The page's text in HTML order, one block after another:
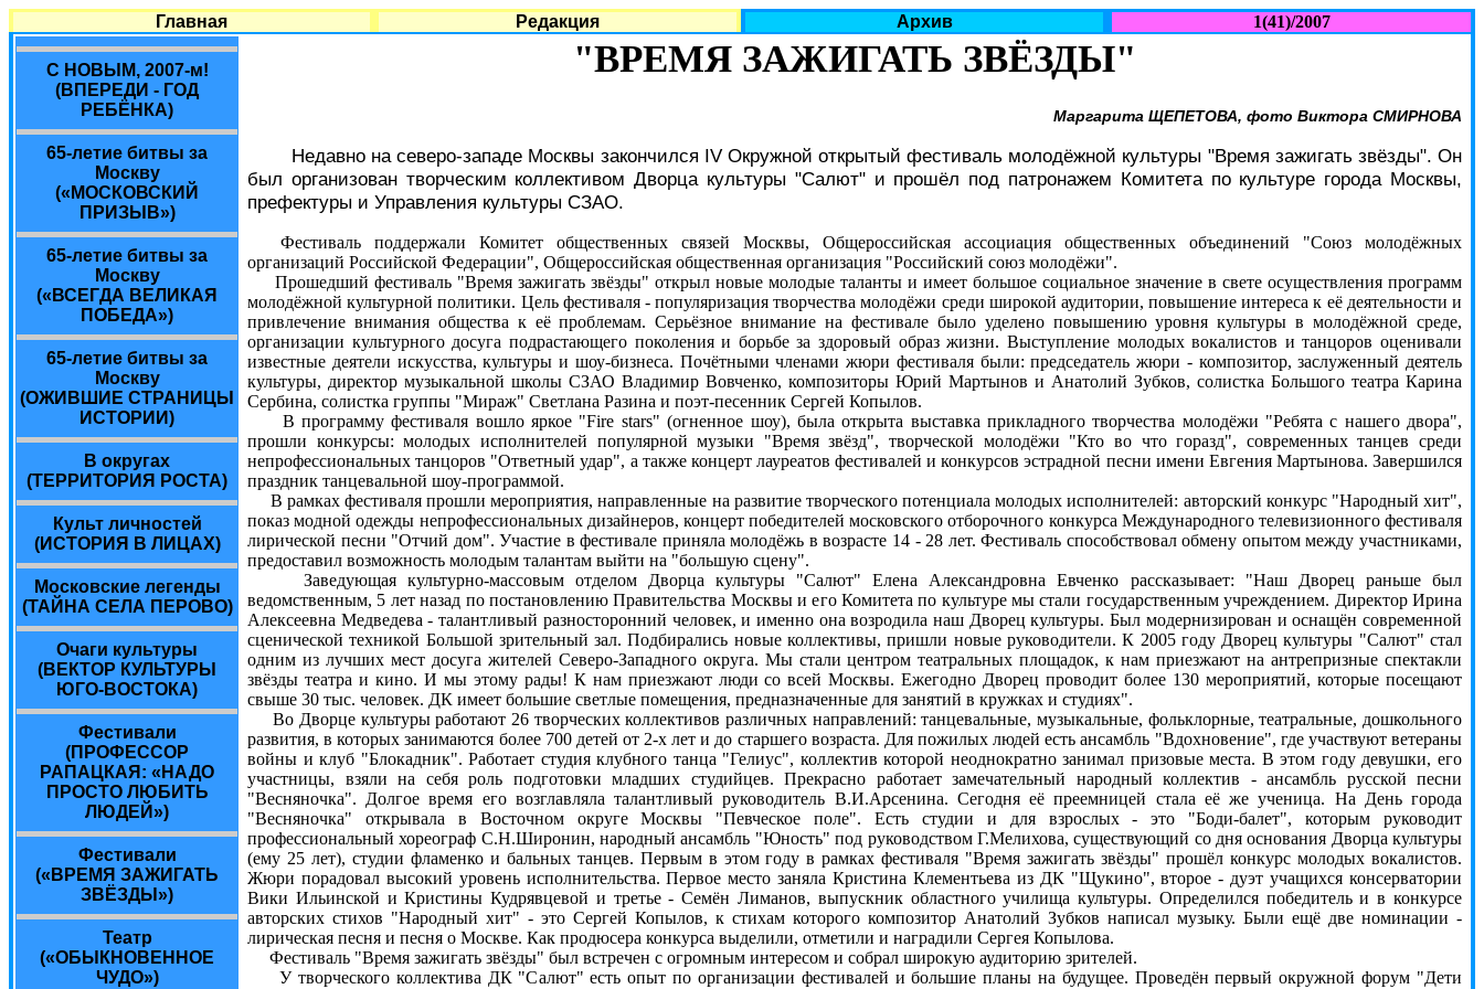
Главная Редакция Архив 1(41)/2007
С НОВЫМ, 2007-м!
(ВПЕРЕДИ - ГОД
РЕБЁНКА)
65-летие битвы за
Москву
(«МОСКОВСКИЙ
ПРИЗЫВ»)
65-летие битвы за
Москву
(«ВСЕГДА ВЕЛИКАЯ
ПОБЕДА»)
65-летие битвы за
Москву
(ОЖИВШИЕ СТРАНИЦЫ
ИСТОРИИ)
В округах
(ТЕРРИТОРИЯ РОСТА)
Культ личностей
(ИСТОРИЯ В ЛИЦАХ)
Московские легенды
(ТАЙНА СЕЛА ПЕРОВО)
Очаги культуры
(ВЕКТОР КУЛЬТУРЫ
ЮГО-ВОСТОКА)
Фестивали
(ПРОФЕССОР
РАПАЦКАЯ: «НАДО
ПРОСТО ЛЮБИТЬ
ЛЮДЕЙ»)
Фестивали
(«ВРЕМЯ ЗАЖИГАТЬ
ЗВЁЗДЫ»)
Театр
(«ОБЫКНОВЕННОЕ
ЧУДО»)
"ВРЕМЯ ЗАЖИГАТЬ ЗВЁЗДЫ"
Маргарита ЩЕПЕТОВА, фото Виктора СМИРНОВА
Недавно на северо-западе Москвы закончился IV Окружной открытый фестиваль молодёжной культуры "Время зажигать звёзды". Он
был организован творческим коллективом Дворца культуры "Салют" и прошёл под патронажем Комитета по культуре города Москвы,
префектуры и Управления культуры СЗАО.
Фестиваль поддержали Комитет общественных связей Москвы, Общероссийская ассоциация общественных объединений "Союз молодёжных
организаций Российской Федерации", Общероссийская общественная организация "Российский союз молодёжи".
Прошедший фестиваль "Время зажигать звёзды" открыл новые молодые таланты и имеет большое социальное значение в свете осуществления программ
молодёжной культурной политики. Цель фестиваля - популяризация творчества молодёжи среди широкой аудитории, повышение интереса к её деятельности и
привлечение внимания общества к её проблемам. Серьёзное внимание на фестивале было уделено повышению уровня культуры в молодёжной среде,
организации культурного досуга подрастающего поколения и борьбе за здоровый образ жизни. Выступление молодых вокалистов и танцоров оценивали
известные деятели искусства, культуры и шоу-бизнеса. Почётными членами жюри фестиваля были: председатель жюри - композитор, заслуженный деятель
культуры, директор музыкальной школы СЗАО Владимир Вовченко, композиторы Юрий Мартынов и Анатолий Зубков, солистка Большого театра Карина
Сербина, солистка группы "Мираж" Светлана Разина и поэт-песенник Сергей Копылов.
В программу фестиваля вошло яркое "Fire stars" (огненное шоу), была открыта выставка прикладного творчества молодёжи "Ребята с нашего двора",
прошли конкурсы: молодых исполнителей популярной музыки "Время звёзд", творческой молодёжи "Кто во что горазд", современных танцев среди
непрофессиональных танцоров "Ответный удар", а также концерт лауреатов фестивалей и конкурсов эстрадной песни имени Евгения Мартынова. Завершился
праздник танцевальной шоу-программой.
В рамках фестиваля прошли мероприятия, направленные на развитие творческого потенциала молодых исполнителей: авторский конкурс "Народный хит",
показ модной одежды непрофессиональных дизайнеров, концерт победителей московского отборочного конкурса Международного телевизионного фестиваля
лирической песни "Отчий дом". Участие в фестивале приняла молодёжь в возрасте 14 - 28 лет. Фестиваль способствовал обмену опытом между участниками,
предоставил возможность молодым талантам выйти на "большую сцену".
Заведующая культурно-массовым отделом Дворца культуры "Салют" Елена Александровна Евченко рассказывает: "Наш Дворец раньше был
ведомственным, 5 лет назад по постановлению Правительства Москвы и его Комитета по культуре мы стали государственным учреждением. Директор Ирина
Алексеевна Медведева - талантливый разносторонний человек, и именно она возродила наш Дворец культуры. Был модернизирован и оснащён современной
сценической техникой Большой зрительный зал. Подбирались новые коллективы, пришли новые руководители. К 2005 году Дворец культуры "Салют" стал
одним из лучших мест досуга жителей Северо-Западного округа. Мы стали центром театральных площадок, к нам приезжают на антрепризные спектакли
звёзды театра и кино. И мы этому рады! К нам приезжают люди со всей Москвы. Ежегодно Дворец проводит более 130 мероприятий, которые посещают
свыше 30 тыс. человек. ДК имеет большие светлые помещения, предназначенные для занятий в кружках и студиях".
Во Дворце культуры работают 26 творческих коллективов различных направлений: танцевальные, музыкальные, фольклорные, театральные, дошкольного
развития, в которых занимаются более 700 детей от 2-х лет и до старшего возраста. Для пожилых людей есть ансамбль "Вдохновение", где участвуют ветераны
войны и клуб "Блокадник". Работает студия клубного танца "Гелиус", коллектив которой неоднократно занимал призовые места. В этом году девушки, его
участницы, взяли на себя роль подготовки младших студийцев. Прекрасно работает замечательный народный коллектив - ансамбль русской песни
"Весняночка". Долгое время его возглавляла талантливый руководитель В.И.Арсенина. Сегодня её преемницей стала её же ученица. На День города
"Весняночка" открывала в Восточном округе Москвы "Певческое поле". Есть студии и для взрослых - это "Боди-балет", которым руководит
профессиональный хореограф С.Н.Широнин, народный ансамбль "Юность" под руководством Г.Мелихова, существующий со дня основания Дворца культуры
(ему 25 лет), студии фламенко и бальных танцев. Первым в этом году в рамках фестиваля "Время зажигать звёзды" прошёл конкурс молодых вокалистов.
Жюри порадовал высокий уровень исполнительства. Первое место заняла Кристина Клементьева из ДК "Щукино", второе - дуэт учащихся консерватории
Вики Ильинской и Кристины Кудрявцевой и третье - Семён Лиманов, выпускник областного училища культуры. Определился победитель и в конкурсе
авторских стихов "Народный хит" - это Сергей Копылов, к стихам которого композитор Анатолий Зубков написал музыку. Были ещё две номинации -
лирическая песня и песня о Москве. Как продюсера конкурса выделили, отметили и наградили Сергея Копылова.
Фестиваль "Время зажигать звёзды" был встречен с огромным интересом и собрал широкую аудиторию зрителей.
У творческого коллектива ДК "Салют" есть опыт по организации фестивалей и большие планы на будущее. Проведён первый окружной форум "Дети